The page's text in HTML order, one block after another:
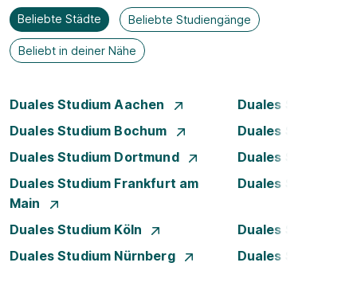
Beliebte Städte Beliebte Studiengänge
Beliebt in deiner Nähe
Duales Studium Aachen
Duales Studium
Duales Studium Bochum
Duales Studium
Duales Studium Dortmund
Duales Studium
Duales Studium Frankfurt am
Main
Duales Studium
Duales Studium Köln
Duales Studium
Duales Studium Nürnberg
Duales Studium